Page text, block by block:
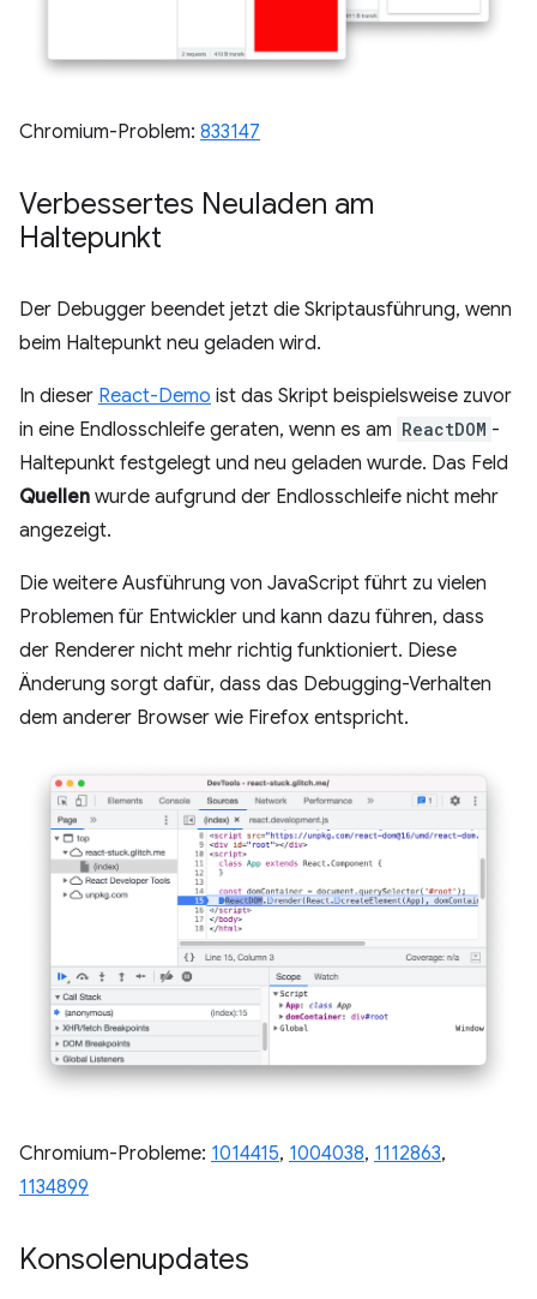
Chromium-Problem: 833147
Verbessertes Neuladen am
Haltepunkt
Der Debugger beendet jetzt die Skriptausführung, wenn
beim Haltepunkt neu geladen wird.
In dieser React-Demo ist das Skript beispielsweise zuvor
in eine Endlosschleife geraten, wenn es am ReactDOM -
Haltepunkt festgelegt und neu geladen wurde. Das Feld
Quellen wurde aufgrund der Endlosschleife nicht mehr
angezeigt.
Die weitere Ausführung von JavaScript führt zu vielen
Problemen für Entwickler und kann dazu führen, dass
der Renderer nicht mehr richtig funktioniert. Diese
Änderung sorgt dafür, dass das Debugging-Verhalten
dem anderer Browser wie Firefox entspricht.
Chromium-Probleme: 1014415, 1004038, 1112863,
1134899
Konsolenupdates